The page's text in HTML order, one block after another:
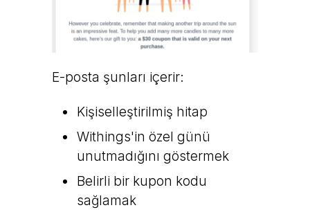
E-posta şunları içerir:
Kişiselleştirilmiş hitap
Withings'in özel günü
unutmadığını göstermek
Belirli bir kupon kodu
sağlamak